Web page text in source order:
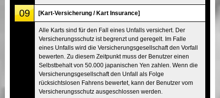
09 [Kart-Versicherung / Kart Insurance]
Alle Karts sind für den Fall eines Unfalls versichert. Der
Versicherungsschutz ist begrenzt und geregelt. Im Falle
eines Unfalls wird die Versicherungsgesellschaft den Vorfall
bewerten. Zu diesem Zeitpunkt muss der Benutzer einen
Selbstbehalt von 50.000 japanischen Yen zahlen. Wenn die
Versicherungsgesellschaft den Unfall als Folge
rücksichtslosen Fahrens bewertet, kann der Benutzer vom
Versicherungsschutz ausgeschlossen werden.